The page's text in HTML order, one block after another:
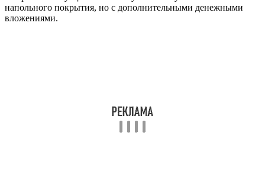
напольного покрытия, но с дополнительными денежными
вложениями.